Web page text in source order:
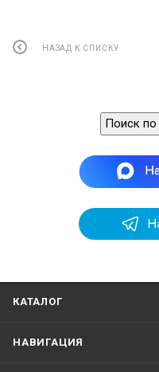
НАЗАД К СПИСКУ
Поиск
КАТАЛОГ
НАВИГАЦИЯ